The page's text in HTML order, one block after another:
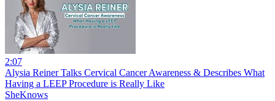
2:07
Alysia Reiner Talks Cervical Cancer Awareness & Describes What
Having a LEEP Procedure is Really Like
SheKnows